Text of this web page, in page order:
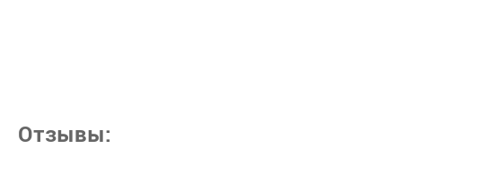
Отзывы: